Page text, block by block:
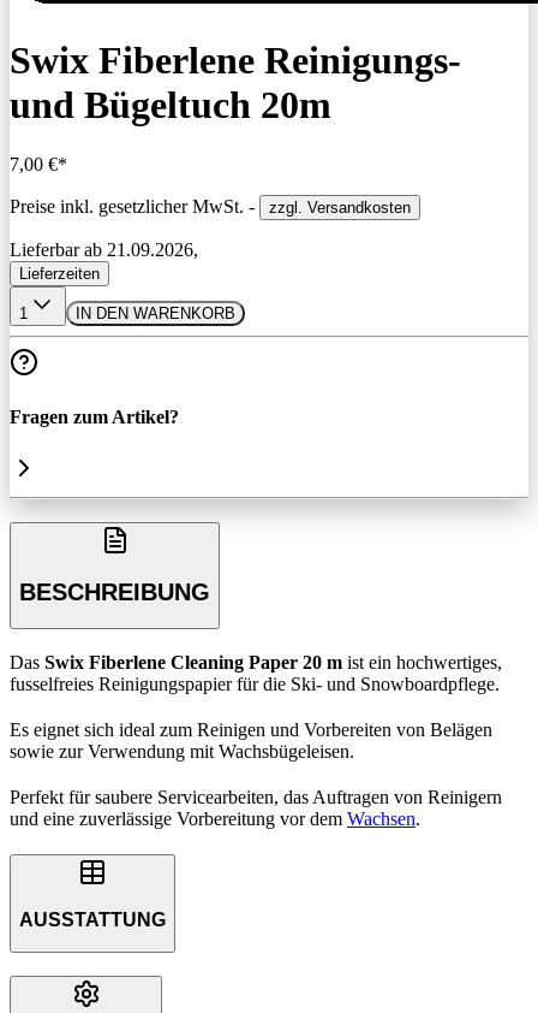
Swix Fiberlene Reinigungs-
und Bügeltuch 20m
7,00 €*
Preise inkl. gesetzlicher MwSt. - zzgl. Versandkosten
Lieferbar ab 21.09.2026,
Lieferzeiten
1 IN DEN WARENKORB
Fragen zum Artikel?
BESCHREIBUNG
Das Swix Fiberlene Cleaning Paper 20 m ist ein hochwertiges,
fusselfreies Reinigungspapier für die Ski- und Snowboardpflege.
Es eignet sich ideal zum Reinigen und Vorbereiten von Belägen
sowie zur Verwendung mit Wachsbügeleisen.
Perfekt für saubere Servicearbeiten, das Auftragen von Reinigern
und eine zuverlässige Vorbereitung vor dem Wachsen.
AUSSTATTUNG